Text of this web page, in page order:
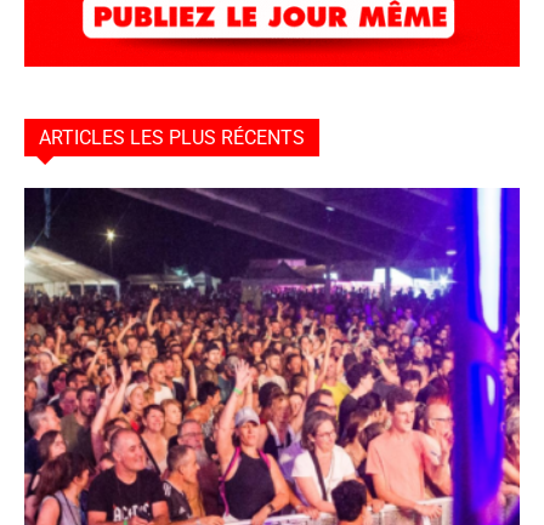
ARTICLES LES PLUS RÉCENTS